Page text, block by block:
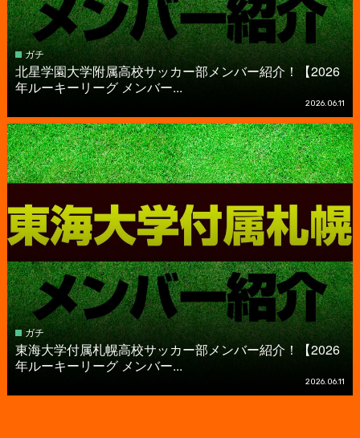
ガチ
北星学園大学附属高校サッカー部メンバー紹介！【2026
年ルーキーリーグ メンバー...
2026.06.11
ガチ
東海大学付属札幌高校サッカー部メンバー紹介！【2026
年ルーキーリーグ メンバー...
2026.06.11